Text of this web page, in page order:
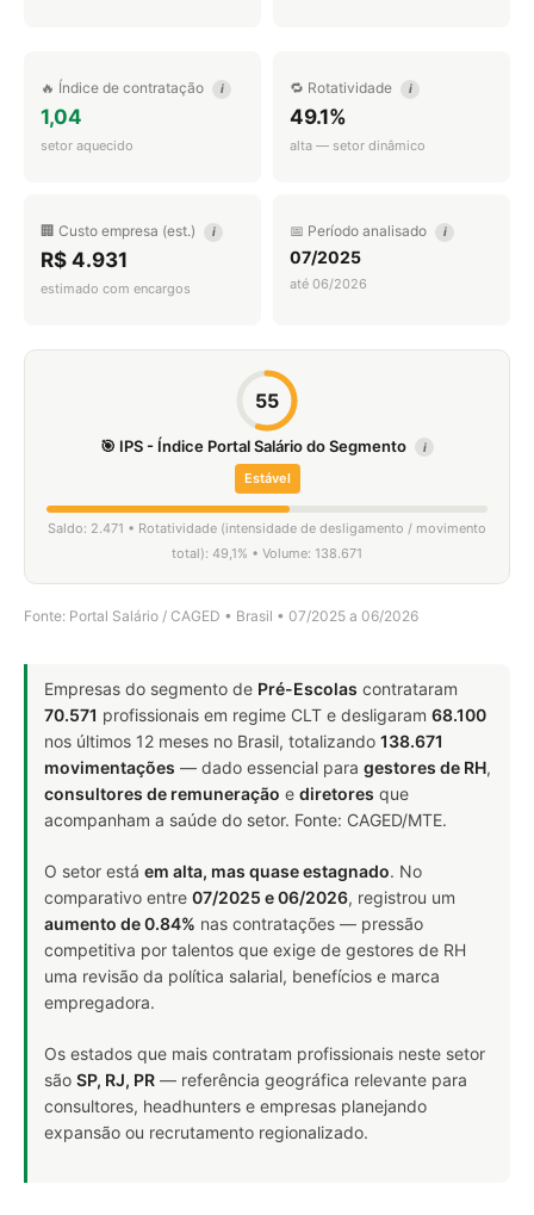
🔥 Índice de contratação i
1,04
setor aquecido
🔁 Rotatividade i
49.1%
alta — setor dinâmico
🏢 Custo empresa (est.) i
R$ 4.931
estimado com encargos
📅 Período analisado i
07/2025
até 06/2026
55
🎯 IPS - Índice Portal Salário do Segmento i
Estável
Saldo: 2.471 • Rotatividade (intensidade de desligamento / movimento
total): 49,1% • Volume: 138.671
Fonte: Portal Salário / CAGED • Brasil • 07/2025 a 06/2026
Empresas do segmento de Pré-Escolas contrataram
70.571 profissionais em regime CLT e desligaram 68.100
nos últimos 12 meses no Brasil, totalizando 138.671
movimentações — dado essencial para gestores de RH,
consultores de remuneração e diretores que
acompanham a saúde do setor. Fonte: CAGED/MTE.
O setor está em alta, mas quase estagnado. No
comparativo entre 07/2025 e 06/2026, registrou um
aumento de 0.84% nas contratações — pressão
competitiva por talentos que exige de gestores de RH
uma revisão da política salarial, benefícios e marca
empregadora.
Os estados que mais contratam profissionais neste setor
são SP, RJ, PR — referência geográfica relevante para
consultores, headhunters e empresas planejando
expansão ou recrutamento regionalizado.